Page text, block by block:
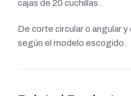
cajas de 20 cuchillas.
De corte circular o angular
según el modelo escogido.